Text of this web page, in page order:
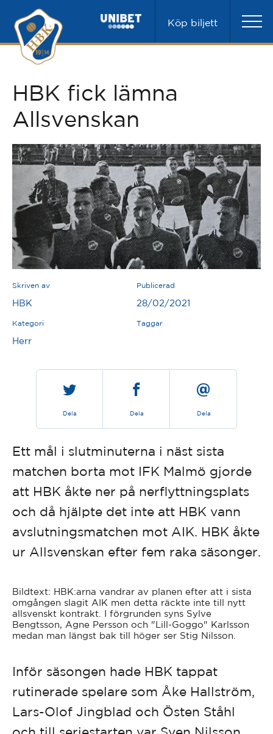
Köp biljett
HBK fick lämna
Allsvenskan
Skriven av
HBK
Publicerad
28/02/2021
Kategori
Herr
Taggar
Dela Dela Dela
Ett mål i slutminuterna i näst sista
matchen borta mot IFK Malmö gjorde
att HBK åkte ner på nerflyttningsplats
och då hjälpte det inte att HBK vann
avslutningsmatchen mot AIK. HBK åkte
ur Allsvenskan efter fem raka säsonger.
Bildtext: HBK:arna vandrar av planen efter att i sista
omgången slagit AIK men detta räckte inte till nytt
allsvenskt kontrakt. I förgrunden syns Sylve
Bengtsson, Agne Persson och "Lill-Goggo" Karlsson
medan man längst bak till höger ser Stig Nilsson.
Inför säsongen hade HBK tappat
rutinerade spelare som Åke Hallström,
Lars-Olof Jingblad och Östen Ståhl